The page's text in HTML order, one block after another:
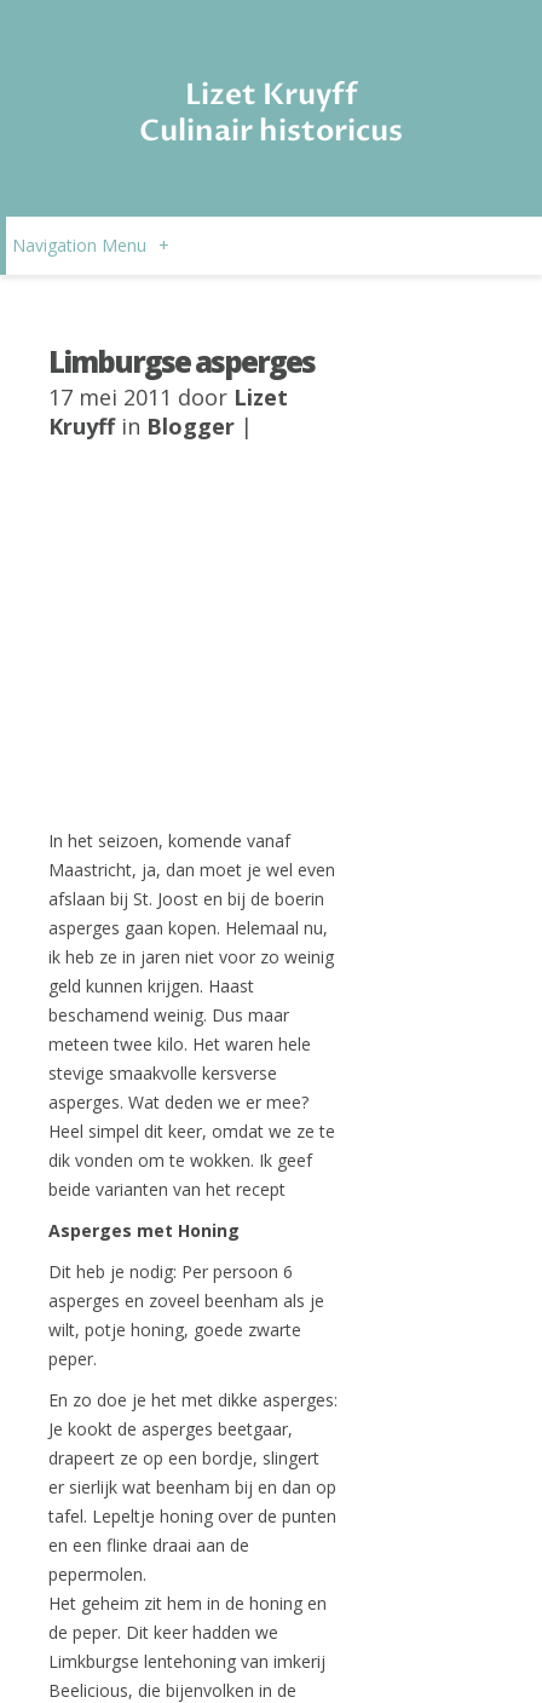
Lizet Kruyff
Culinair historicus
Navigation Menu +
Limburgse asperges
17 mei 2011 door Lizet
Kruyffin Blogger |
In het seizoen, komende vanaf
Maastricht, ja, dan moet je wel even
afslaan bij St. Joost en bij de boerin
asperges gaan kopen. Helemaal nu,
ik heb ze in jaren niet voor zo weinig
geld kunnen krijgen. Haast
beschamend weinig. Dus maar
meteen twee kilo. Het waren hele
stevige smaakvolle kersverse
asperges. Wat deden we er mee?
Heel simpel dit keer, omdat we ze te
dik vonden om te wokken. Ik geef
beide varianten van het recept
Asperges met Honing
Dit heb je nodig: Per persoon 6
asperges en zoveel beenham als je
wilt, potje honing, goede zwarte
peper.
En zo doe je het met dikke asperges:
Je kookt de asperges beetgaar,
drapeert ze op een bordje, slingert
er sierlijk wat beenham bij en dan op
tafel. Lepeltje honing over de punten
en een flinke draai aan de
pepermolen.
Het geheim zit hem in de honing en
de peper. Dit keer hadden we
Limkburgse lentehoning van imkerij
Beelicious, die bijenvolken in de